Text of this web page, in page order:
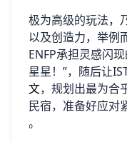
极为高级的玩法，
以及创造力，举例
ENFP承担灵感闪
星星！”，随后让
文，规划出最为合
民宿，准备好应对
。